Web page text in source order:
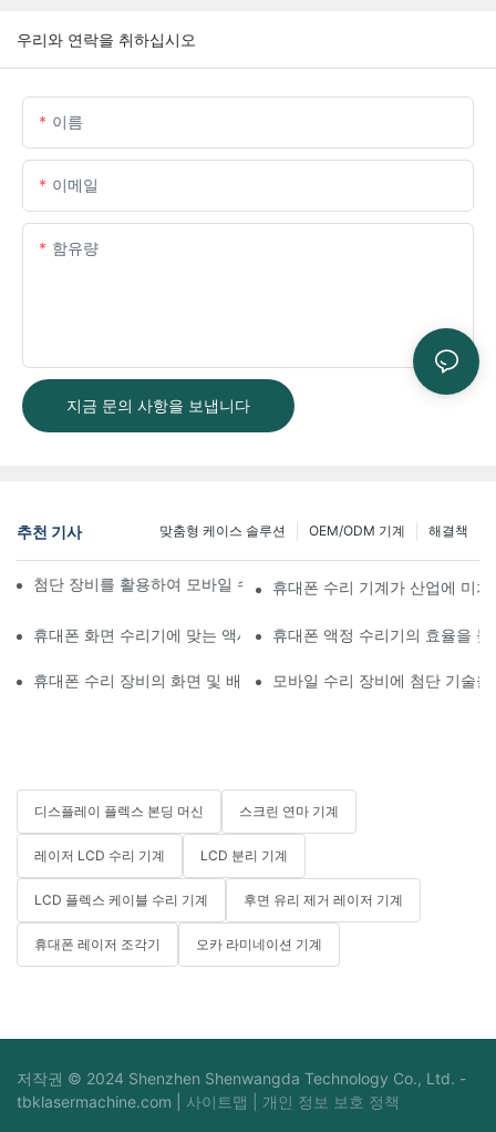
우리와 연락을 취하십시오
이름
이메일
함유량
지금 문의 사항을 보냅니다
추천 기사 해결책
OEM/ODM 기계
맞춤형 케이스 솔루션
첨단 장비를 활용하여 모바일 수리 워크플로우를 개선하는 방법
휴대폰 수리 기계가 산업에 미
휴대폰 화면 수리기에 맞는 액세서리 선택하기휴대폰 액정 수리기의 효율을 높
휴대폰 수리 장비의 화면 및 배터리 교체 적용 분야
모바일 수리 장비에 첨단 기술
디스플레이 플렉스 본딩 머신 스크린 연마 기계
레이저 LCD 수리 기계 LCD 분리 기계
LCD 플렉스 케이블 수리 기계 후면 유리 제거 레이저 기계
휴대폰 레이저 조각기 오카 라미네이션 기계
저작권 © 2024 Shenzhen Shenwangda Technology Co., Ltd. -
tbklasermachine.com
사이트맵 개인 정보 보호 정책